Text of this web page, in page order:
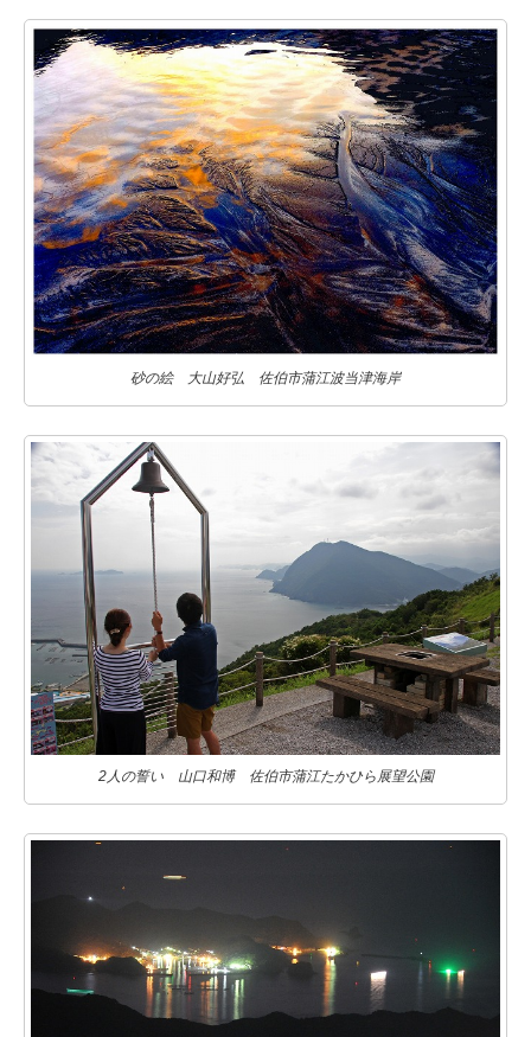
砂の絵 大山好弘 佐伯市蒲江波当津海岸
2人の誓い 山口和博 佐伯市蒲江たかひら展望公園